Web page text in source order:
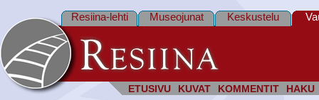
ETUSIVU KUVAT KOMMENTIT HAKU
Resiina-lehti Museojunat Keskustelu